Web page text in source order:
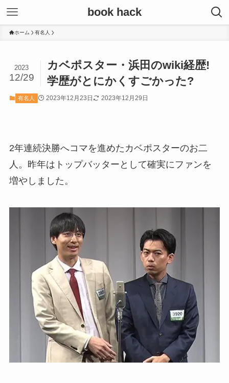
book hack
ホーム 有名人
カベポスター・浜田のwiki経歴!
学歴がとにかくすごかった?
2023
12/29
有名人 2023年12月23日 2023年12月29日
2年連続決勝へコマを進めたカベポスターのお二
人。昨年はトップバッターとして確実にファンを
増やしました。